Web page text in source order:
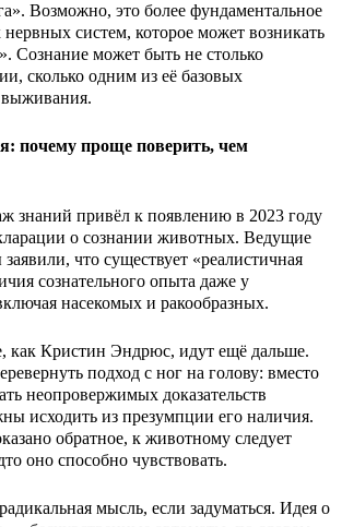
Возможно, это более фундаментальное
систем, которое может возникать
Сознание может быть не столько
сколько одним из её базовых
выживания.
почему проще поверить, чем
знаний привёл к появлению в 2023 году
о сознании животных. Ведущие
что существует «реалистичная
сознательного опыта даже у
насекомых и ракообразных.
как Кристин Эндрюс, идут ещё дальше.
подход с ног на голову: вместо
неопровержимых доказательств
исходить из презумпции его наличия.
обратное, к животному следует
оно способно чувствовать.
мысль, если задуматься. Идея о